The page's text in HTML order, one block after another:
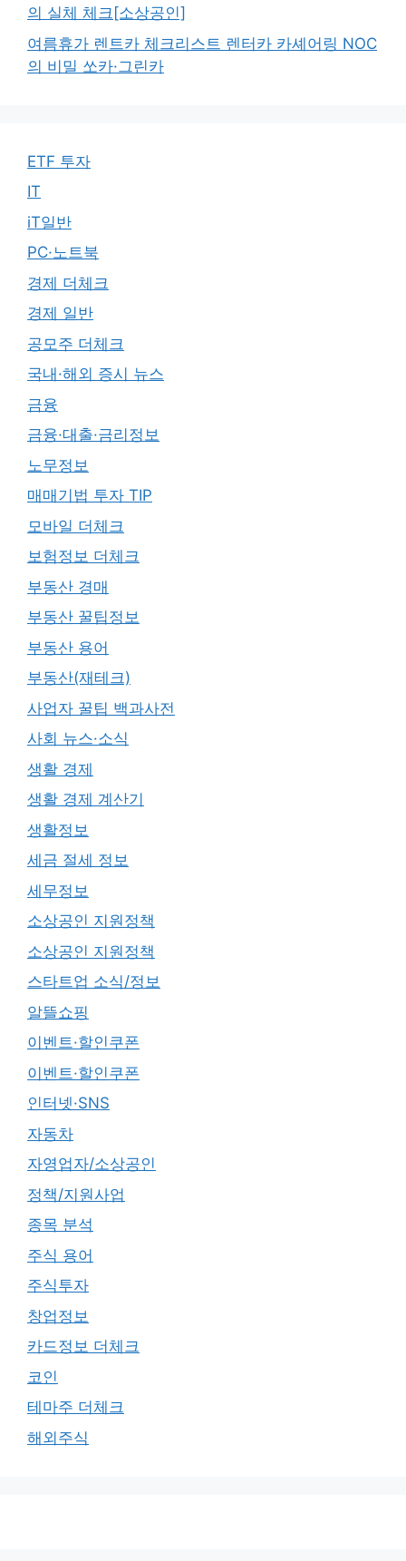
의 실체 체크[소상공인]
여름휴가 렌트카 체크리스트 렌터카 카셰어링 NOC
의 비밀 쏘카·그린카
ETF 투자
IT
iT일반
PC·노트북
경제 더체크
경제 일반
공모주 더체크
국내·해외 증시 뉴스
금융
금융·대출·금리정보
노무정보
매매기법 투자 TIP
모바일 더체크
보험정보 더체크
부동산 경매
부동산 꿀팁정보
부동산 용어
부동산(재테크)
사업자 꿀팁 백과사전
사회 뉴스·소식
생활 경제
생활 경제 계산기
생활정보
세금 절세 정보
세무정보
소상공인 지원정책
소상공인 지원정책
스타트업 소식/정보
알뜰쇼핑
이벤트·할인쿠폰
이벤트·할인쿠폰
인터넷·SNS
자동차
자영업자/소상공인
정책/지원사업
종목 분석
주식 용어
주식투자
창업정보
카드정보 더체크
코인
테마주 더체크
해외주식